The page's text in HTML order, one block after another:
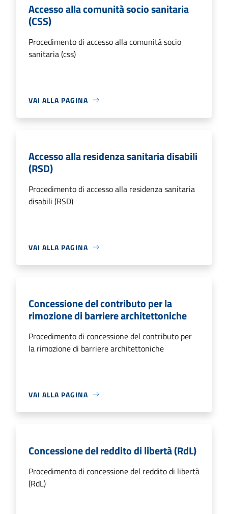
Accesso alla comunità socio sanitaria
(CSS)
Procedimento di accesso alla comunità socio
sanitaria (css)
VAI ALLA PAGINA
Accesso alla residenza sanitaria disabili
(RSD)
Procedimento di accesso alla residenza sanitaria
disabili (RSD)
VAI ALLA PAGINA
Concessione del contributo per la
rimozione di barriere architettoniche
Procedimento di concessione del contributo per
la rimozione di barriere architettoniche
VAI ALLA PAGINA
Concessione del reddito di libertà (RdL)
Procedimento di concessione del reddito di libertà
(RdL)